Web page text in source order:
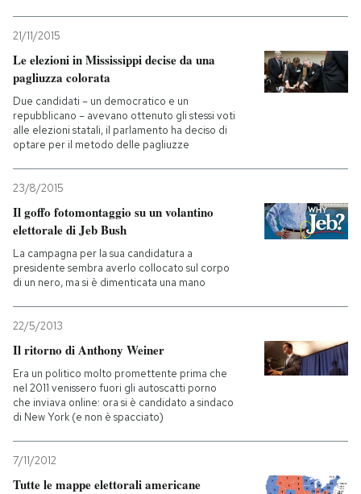
21/11/2015
Le elezioni in Mississippi decise da una
pagliuzza colorata
Due candidati – un democratico e un
repubblicano – avevano ottenuto gli stessi voti
alle elezioni statali, il parlamento ha deciso di
optare per il metodo delle pagliuzze
23/8/2015
Il goffo fotomontaggio su un volantino
elettorale di Jeb Bush
La campagna per la sua candidatura a
presidente sembra averlo collocato sul corpo
di un nero, ma si è dimenticata una mano
22/5/2013
Il ritorno di Anthony Weiner
Era un politico molto promettente prima che
nel 2011 venissero fuori gli autoscatti porno
che inviava online: ora si è candidato a sindaco
di New York (e non è spacciato)
7/11/2012
Tutte le mappe elettorali americane